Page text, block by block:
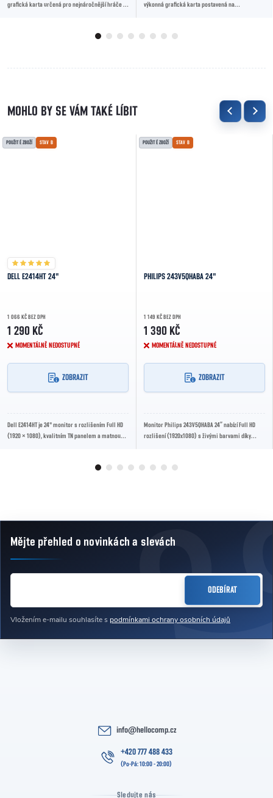
grafická karta určená pro nejnáročnější hráče a
výkonná grafická karta postavená na
POUŽITÉ ZBOŽÍ STAV B
DELL E2414HT 24"
1 066 KČ BEZ DPH
1 290 KČ
MOMENTÁLNĚ NEDOSTUPNÉ
ZOBRAZIT
Dell E2414HT je 24" monitor s rozlišením Full HD
(1920 × 1080), kvalitním TN panelem a matnou
POUŽITÉ ZBOŽÍ STAV B
PHILIPS 243V5QHABA 24"
1 149 KČ BEZ DPH
1 390 KČ
MOMENTÁLNĚ NEDOSTUPNÉ
ZOBRAZIT
Monitor Philips 243V5QHABA 24” nabízí Full HD
rozlišení (1920x1080) s živými barvami díky
Zápatí
Mějte přehled o novinkácha slevách
Vložením e-mailu souhlasíte s podmínkami ochrany osobních údajů
ODEBÍRAT
info@hellocomp.cz
+420 777 488 433
Sledujte nás